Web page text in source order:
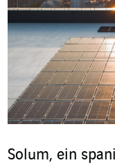
Solum, ein